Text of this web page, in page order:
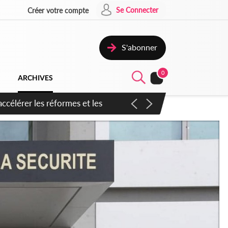
Créer votre compte Se Connecter
S'abonner
ARCHIVES
0
inspirer pour accélérer le